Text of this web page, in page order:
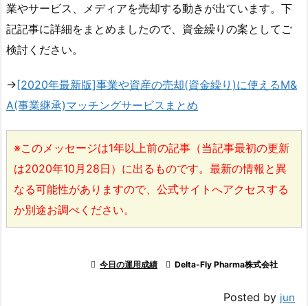
業やサービス、メディアを売却する動きが出ています。下
記記事に詳細をまとめましたので、資金繰りの案としてご
検討ください。
→ [2020年最新版]事業や資産の売却(資金繰り)に使えるM&
A(事業継承)マッチングサービスまとめ
※このメッセージは1年以上前の記事（当記事最初の更新
は2020年10月28日）に出るものです。最新の情報と異
なる可能性がありますので、公式サイトへアクセスする
か別途お調べください。
 今日の運用成績  Delta-Fly Pharma株式会社
Posted by jun